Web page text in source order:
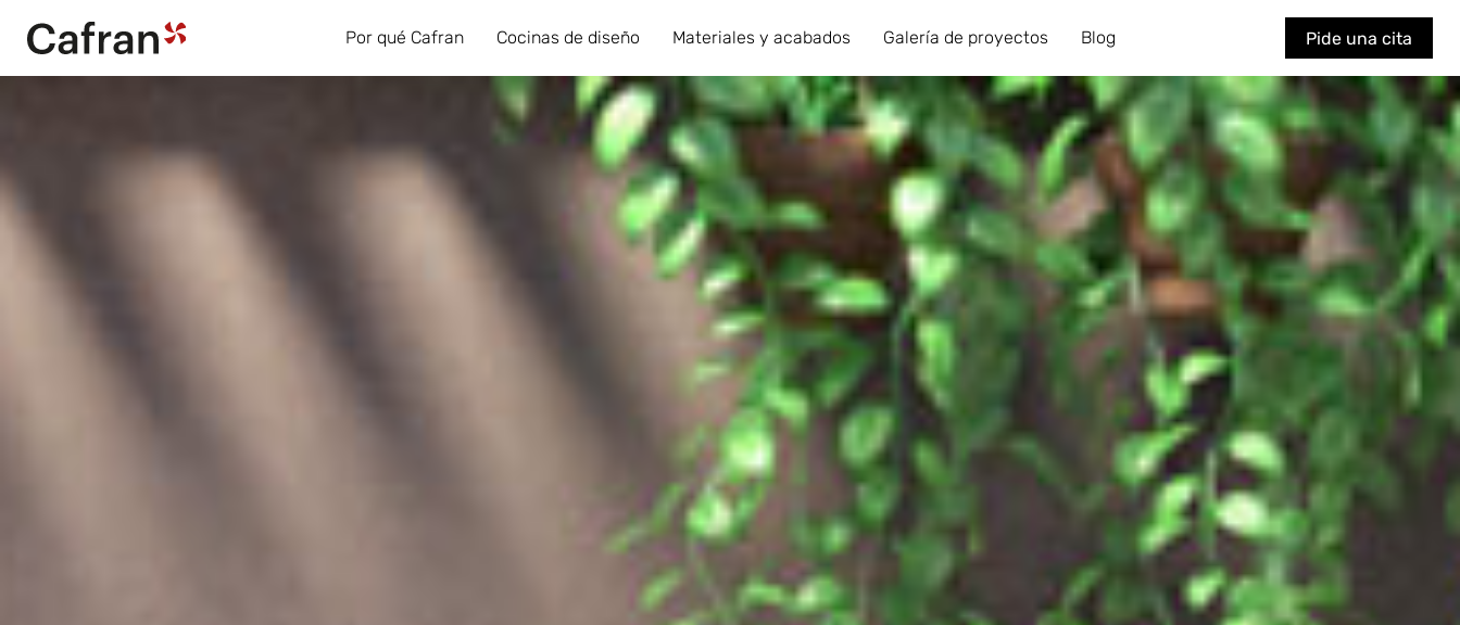
Por qué Cafran Cocinas de diseño Materiales y acabados Galería de proyectos Blog Pide una cita